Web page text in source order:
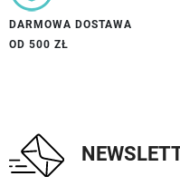
DARMOWA DOSTAWA
OD 500 ZŁ